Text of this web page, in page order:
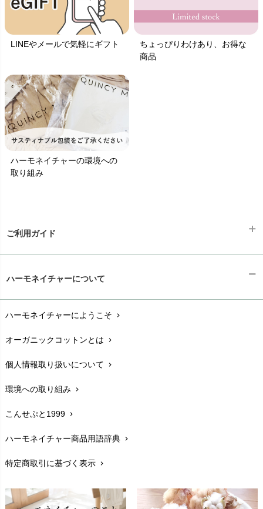
LINEやメールで気軽にギフト
ちょっぴりわけあり、お得な
商品
ハーモネイチャーの環境への
取り組み
ご利用ガイド
配送と送料chevron_right
在庫状況と発送予定chevron_right
サイズ・寸法chevron_right
生地・素材chevron_right
お手入れについて
レビューを書こうchevron_right
返品交換chevron_right
FAXでのご注文
ハーモネイチャーについて
ハーモネイチャーにようこそ chevron_right
オーガニックコットンとは chevron_right
個人情報取り扱いについて chevron_right
環境への取り組み chevron_right
こんせぷと1999 chevron_right
ハーモネイチャー商品用語辞典 chevron_right
特定商取引に基づく表示 chevron_right